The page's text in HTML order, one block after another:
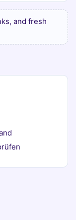
and fresh